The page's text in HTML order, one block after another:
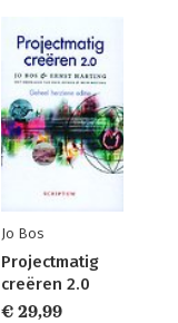
Jo Bos
Projectmatig
creëren 2.0
€ 29,99